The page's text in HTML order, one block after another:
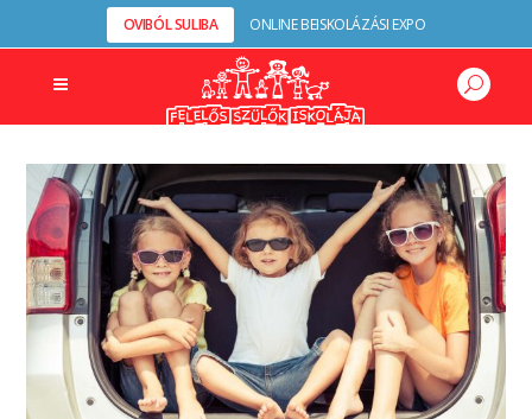
OVIBÓL SULIBA ONLINE BEISKOLÁZÁSI EXPO